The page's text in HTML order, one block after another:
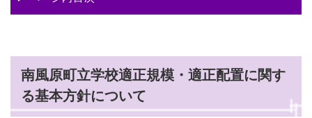
南風原町立学校適正規模・適正配置に関す
る基本方針について